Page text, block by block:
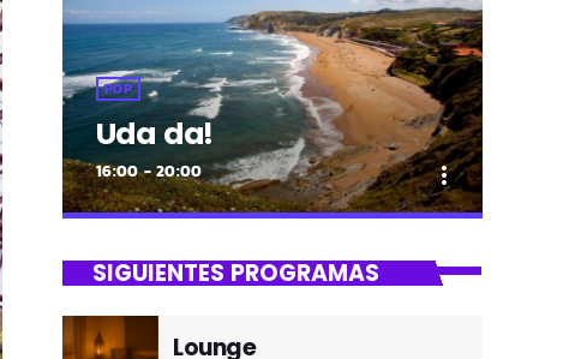
POP
Uda da!
16:00 - 20:00 more_vert
Uda da!
¡Toda la música!
SIGUIENTES PROGRAMAS
Lounge